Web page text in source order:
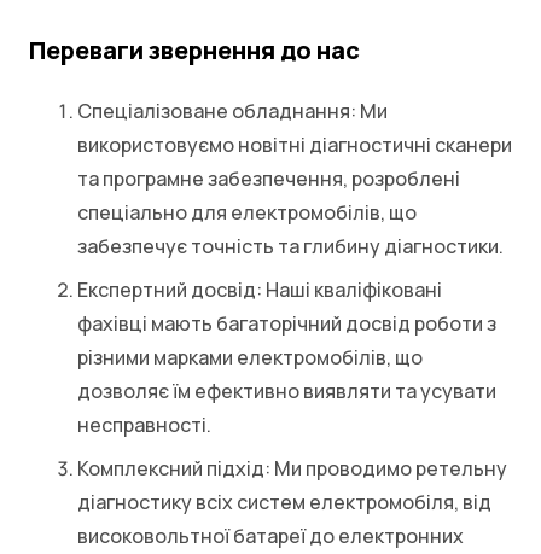
Переваги звернення до нас
Спеціалізоване обладнання: Ми
використовуємо новітні діагностичні сканери
та програмне забезпечення, розроблені
спеціально для електромобілів, що
забезпечує точність та глибину діагностики.
Експертний досвід: Наші кваліфіковані
фахівці мають багаторічний досвід роботи з
різними марками електромобілів, що
дозволяє їм ефективно виявляти та усувати
несправності.
Комплексний підхід: Ми проводимо ретельну
діагностику всіх систем електромобіля, від
високовольтної батареї до електронних